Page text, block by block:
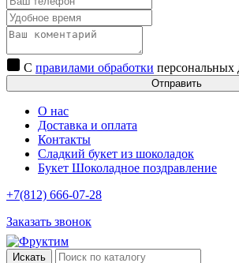
С правилами обработки персональных
Отправить
О нас
Доставка и оплата
Контакты
Сладкий букет из шоколадок
Букет Шоколадное поздравление
+7(812) 666-07-28
Заказать звонок